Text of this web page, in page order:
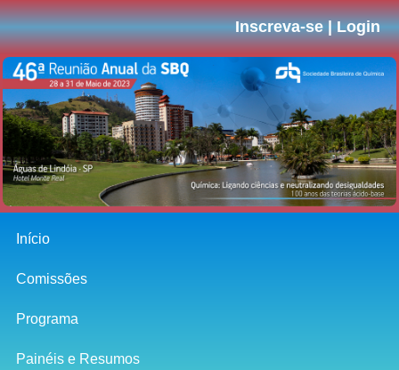
Inscreva-se | Login
Início
Comissões
Programa
Painéis e Resumos